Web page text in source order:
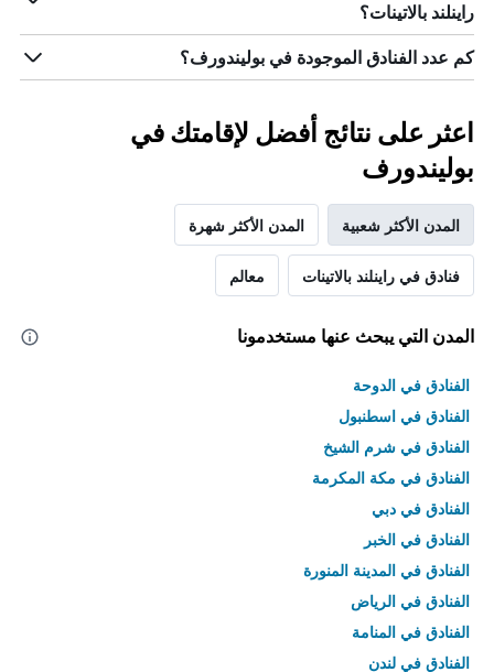
راينلند بالاتينات؟
كم عدد الفنادق الموجودة في بوليندورف؟
اعثر على نتائج أفضل لإقامتك في
بوليندورف
المدن الأكثر شعبية المدن الأكثر شهرة
فنادق في راينلند بالاتينات معالم
المدن التي يبحث عنها مستخدمونا
الفنادق في الدوحة
الفنادق في اسطنبول
الفنادق في شرم الشيخ
الفنادق في مكة المكرمة
الفنادق في دبي
الفنادق في الخبر
الفنادق في المدينة المنورة
الفنادق في الرياض
الفنادق في المنامة
الفنادق في لندن